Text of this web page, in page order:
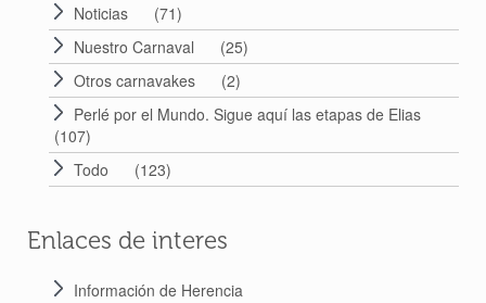
Noticias
(71)
Nuestro Carnaval
(25)
Otros carnavakes
(2)
Perlé por el Mundo. Sigue aquí las etapas de Elias
(107)
Todo
(123)
Enlaces de interes
Información de Herencia